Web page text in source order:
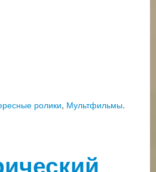
ролики, Мультфильмы.